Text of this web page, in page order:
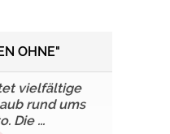
OHNE"
vielfältige
rund ums
Die ...